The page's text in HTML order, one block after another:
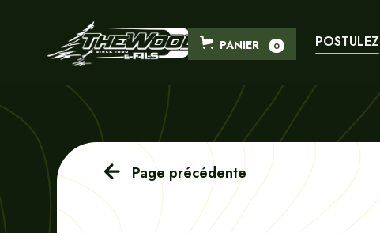
PANIER 0 POSTULEZ
Page précédente